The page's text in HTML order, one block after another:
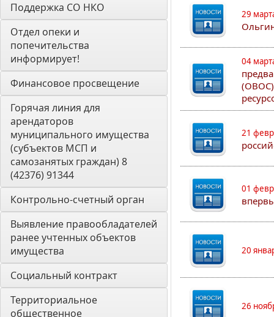
Поддержка СО НКО
Отдел опеки и
попечительства
информирует!
Финансовое просвещение
Горячая линия для
арендаторов
муниципального имущества
(субъектов МСП и
самозанятых граждан) 8
(42376) 91344
Контрольно-счетный орган
Выявление правообладателей
ранее учтенных объектов
имущества
Социальный контракт
Территориальное
общественное
29
04
21
01
20
26